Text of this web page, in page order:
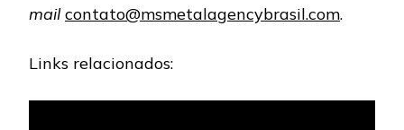
mailcontato@msmetalagencybrasil.com.
Links relacionados: